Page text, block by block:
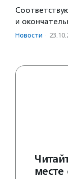
и
Новости ·